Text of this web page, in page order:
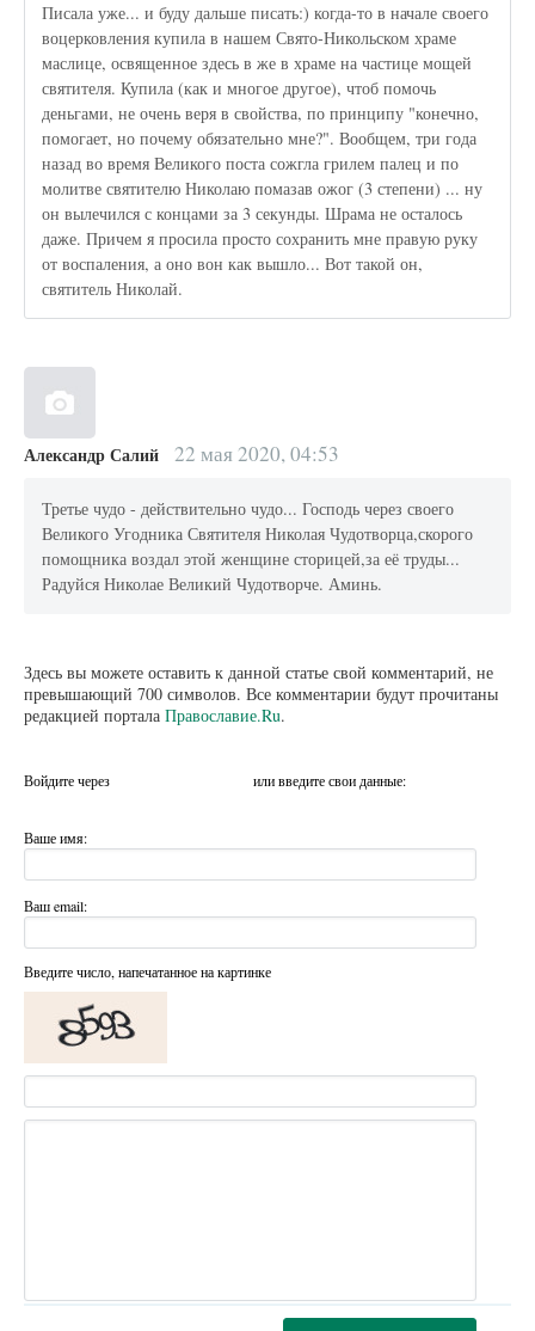
Писала уже... и буду дальше писать:) когда-то в начале своего
воцерковления купила в нашем Свято-Никольском храме
маслице, освященное здесь в же в храме на частице мощей
святителя. Купила (как и многое другое), чтоб помочь
деньгами, не очень веря в свойства, по принципу "конечно,
помогает, но почему обязательно мне?". Вообщем, три года
назад во время Великого поста сожгла грилем палец и по
молитве святителю Николаю помазав ожог (3 степени) ... ну
он вылечился с концами за 3 секунды. Шрама не осталось
даже. Причем я просила просто сохранить мне правую руку
от воспаления, а оно вон как вышло... Вот такой он,
святитель Николай.
Александр Салий 22 мая 2020, 04:53
Третье чудо - действительно чудо... Господь через своего
Великого Угодника Святителя Николая Чудотворца,скорого
помощника воздал этой женщине сторицей,за её труды...
Радуйся Николае Великий Чудотворче. Аминь.
Здесь вы можете оставить к данной статье свой комментарий, не
превышающий 700 символов. Все комментарии будут прочитаны
редакцией портала Православие.Ru.
Войдите через или введите свои данные:
Ваше имя:
Ваш email:
Введите число, напечатанное на картинке